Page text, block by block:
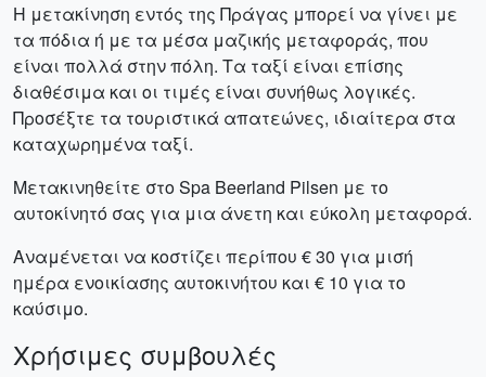
Η μετακίνηση εντός της Πράγας μπορεί να γίνει με
τα πόδια ή με τα μέσα μαζικής μεταφοράς, που
είναι πολλά στην πόλη. Τα ταξί είναι επίσης
διαθέσιμα και οι τιμές είναι συνήθως λογικές.
Προσέξτε τα τουριστικά απατεώνες, ιδιαίτερα στα
καταχωρημένα ταξί.
Μετακινηθείτε στο Spa Beerland Pilsen με το
αυτοκίνητό σας για μια άνετη και εύκολη μεταφορά.
Αναμένεται να κοστίζει περίπου € 30 για μισή
ημέρα ενοικίασης αυτοκινήτου και € 10 για το
καύσιμο.
Χρήσιμες συμβουλές